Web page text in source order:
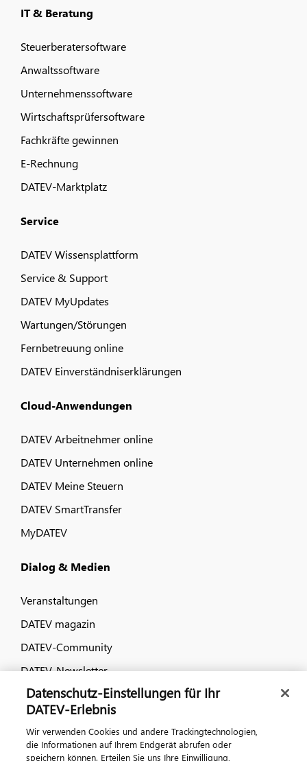
IT & Beratung
Steuerberatersoftware
Anwaltssoftware
Unternehmenssoftware
Wirtschaftsprüfersoftware
Fachkräfte gewinnen
E-Rechnung
DATEV-Marktplatz
Service
DATEV Wissensplattform
Service & Support
DATEV MyUpdates
Wartungen/Störungen
Fernbetreuung online
DATEV Einverständniserklärungen
Cloud-Anwendungen
DATEV Arbeitnehmer online
DATEV Unternehmen online
DATEV Meine Steuern
DATEV SmartTransfer
MyDATEV
Dialog & Medien
Veranstaltungen
DATEV magazin
DATEV-Community
DATEV-Newsletter
Kontaktieren Sie uns
Datenschutz-Einstellungen für Ihr
DATEV-Erlebnis
Wir verwenden Cookies und andere Trackingtechnologien,
die Informationen auf Ihrem Endgerät abrufen oder
speichern können. Erteilen Sie uns Ihre Einwilligung,